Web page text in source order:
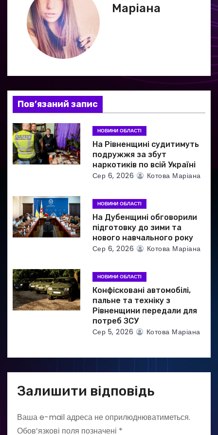
я
з
а
п
и
с
і
в
Маріана
Пов’язаний запис
НОВИНИ ОБЛАСТІ
На Рівненщині судитимуть
подружжя за збут
наркотиків по всій Україні
Сер 6, 2026 Котова Маріана
НОВИНИ ОБЛАСТІ
На Дубенщині обговорили
підготовку до зими та
нового навчального року
Сер 6, 2026 Котова Маріана
НОВИНИ ОБЛАСТІ
Конфісковані автомобілі,
пальне та техніку з
Рівненщини передали для
потреб ЗСУ
Сер 5, 2026 Котова Маріана
Залишити відповідь
Ваша e-mail адреса не оприлюднюватиметься.
Обов’язкові поля позначені *